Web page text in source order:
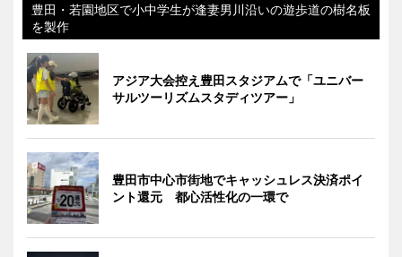
豊田・若園地区で小中学生が逢妻男川沿いの遊歩道の樹名板
を製作
アジア大会控え豊田スタジアムで「ユニバー
サルツーリズムスタディツアー」
豊田市中心市街地でキャッシュレス決済ポイ
ント還元 都心活性化の一環で